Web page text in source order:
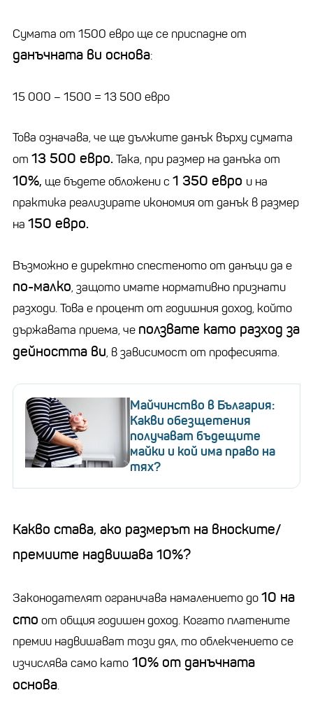
Сумата от 1500 евро ще се приспадне от
данъчната ви основа:
15 000 – 1500 = 13 500 евро
Това означава, че ще дължите данък върху сумата
от 13 500 евро. Така, при размер на данъка от
10%, ще бъдете обложени с 1 350 евро и на
практика реализирате икономия от данък в размер
на 150 евро.
Възможно е директно спестеното от данъци да е
по-малко, защото имате нормативно признати
разходи. Това е процент от годишния доход, който
държавата приема, че ползвате като разход за
дейността ви, в зависимост от професията.
Майчинство в България:
Какви обезщетения
получават бъдещите
майки и кой има право на
тях?
Какво става, ако размерът на вноските/
премиите надвишава 10%?
Законодателят ограничава намалението до10 на
сто от общия годишен доход. Когато платените
премии надвишават този дял, то облекчението се
изчислява само като 10% от данъчната
основа.